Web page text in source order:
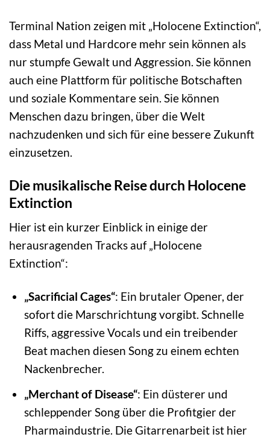
Terminal Nation zeigen mit „Holocene Extinction“,
dass Metal und Hardcore mehr sein können als
nur stumpfe Gewalt und Aggression. Sie können
auch eine Plattform für politische Botschaften
und soziale Kommentare sein. Sie können
Menschen dazu bringen, über die Welt
nachzudenken und sich für eine bessere Zukunft
einzusetzen.
Die musikalische Reise durch Holocene
Extinction
Hier ist ein kurzer Einblick in einige der
herausragenden Tracks auf „Holocene
Extinction“:
„Sacrificial Cages“: Ein brutaler Opener, der
sofort die Marschrichtung vorgibt. Schnelle
Riffs, aggressive Vocals und ein treibender
Beat machen diesen Song zu einem echten
Nackenbrecher.
„Merchant of Disease“: Ein düsterer und
schleppender Song über die Profitgier der
Pharmaindustrie. Die Gitarrenarbeit ist hier